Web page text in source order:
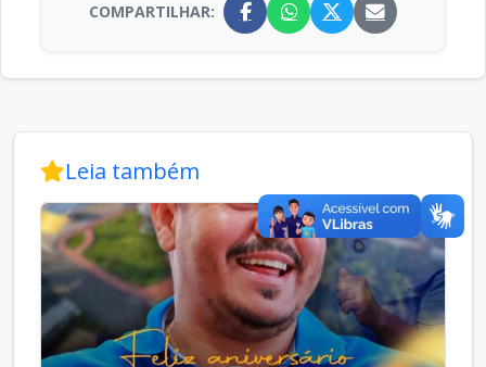
COMPARTILHAR:
Leia também